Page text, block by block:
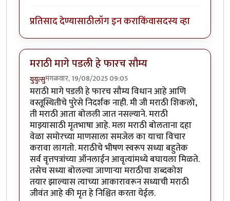
प्रतिसाद देण्यासाठीलॉग इन कराकिंवासदस्य व्हा
मराठी मागे पडली हे फारच सौम्य
युयुत्सुमंगळवार, 19/08/2025 09:05
मराठी मागे पडली हे फारच सौम्य विधान आहे आणि
वस्तूस्थितीचे पुरेसे निदर्शक नाही. मी जी मराठी शिकलो,
ती मराठी आता बोलली जात नसल्याने. मराठी
माझ्यासाठी मृतभाषा आहे. मला मराठी बोलताना दहा
वेळा समोरच्या माणसाला समजेल का याचा विचार
करावा लागतो. मराठीचे भीषण स्वरूप सध्या बहुतेक
सर्व वृत्तपत्रांच्या ऑनलाईन आवृत्यांमध्ये बघायला मिळते.
तसेच सध्या बोलल्या जाणार्‍या मराठीचा शब्दकोश
तयार झाल्यास त्याच्या आकारावरून सध्याची मराठी
जीवंत आहे की मृत हे निश्चित करता येईल.